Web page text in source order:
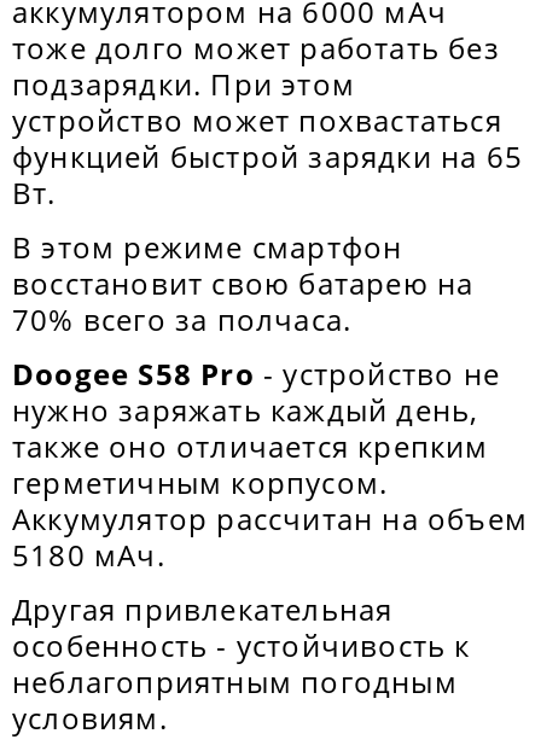
аккумулятором на 6000 мАч
тоже долго может работать без
подзарядки. При этом
устройство может похвастаться
функцией быстрой зарядки на 65
Вт.
В этом режиме смартфон
восстановит свою батарею на
70% всего за полчаса.
Doogee S58 Pro - устройство не
нужно заряжать каждый день,
также оно отличается крепким
герметичным корпусом.
Аккумулятор рассчитан на объем
5180 мАч.
Другая привлекательная
особенность - устойчивость к
неблагоприятным погодным
условиям.